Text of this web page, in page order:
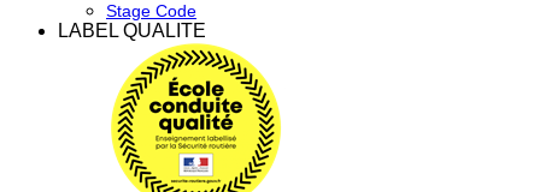
Stage Code
LABEL QUALITE